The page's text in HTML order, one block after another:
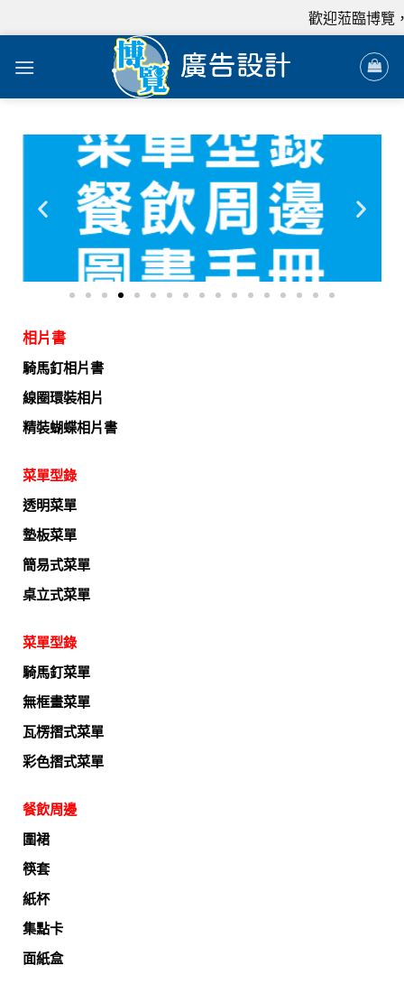
歡迎蒞臨博覽
相片書
騎馬釘相片書
線圈環裝相片
精裝蝴蝶相片書
菜單型錄
透明菜單
墊板菜單
簡易式菜單
桌立式菜單
菜單型錄
騎馬釘菜單
無框畫菜單
瓦楞摺式菜單
彩色摺式菜單
餐飲周邊
圍裙
筷套
紙杯
集點卡
面紙盒